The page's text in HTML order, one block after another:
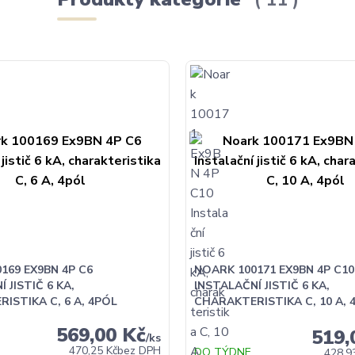
EX9BN 4P C6
JISTIČ 6 KA,
C, 6 A, 4PÓL
569,00 Kč/ks
470,25 Kčbez DPH
NOARK 100171 EX9BN 4P C10
INSTALAČNÍ JISTIČ 6 KA,
CHARAKTERISTIKA C, 10 A,